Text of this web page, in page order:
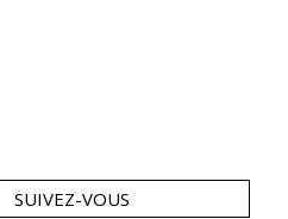
SUIVEZ-VOUS